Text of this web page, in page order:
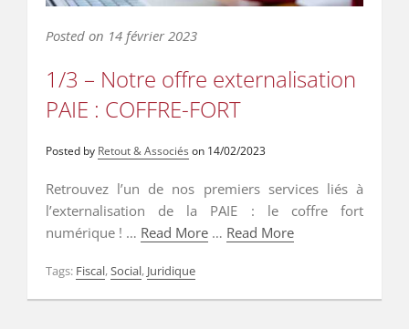
Posted on 14 février 2023
1/3 – Notre offre externalisation
PAIE : COFFRE-FORT
Posted by Retout & Associés on 14/02/2023
Retrouvez l’un de nos premiers services liés à
l’externalisation de la PAIE : le coffre fort
numérique ! … Read More … Read More
Tags: Fiscal,Social, Juridique